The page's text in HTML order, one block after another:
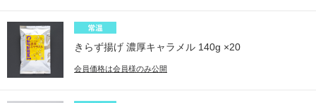
きらず揚げ 濃厚キャラメル 140g ×20
会員価格は会員様のみ公開